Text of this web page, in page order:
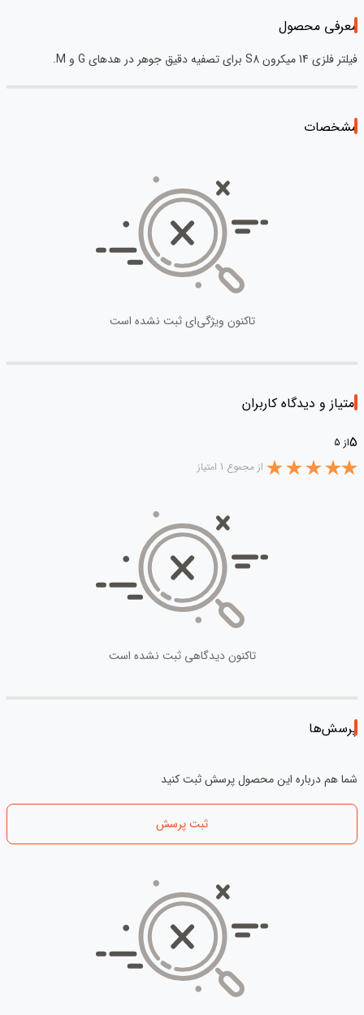
معرفی محصول
فیلتر فلزی 14 میکرون S8 برای تصفیه دقیق جوهر در هدهای G و M.
مشخصات
تاکنون ویژگی‌ای ثبت نشده است
امتیاز و دیدگاه کاربران
5از 5
از مجموع 1 امتیاز
تاکنون دیدگاهی ثبت نشده است
پرسش‌ها
شما هم درباره این محصول پرسش ثبت کنید
ثبت پرسش